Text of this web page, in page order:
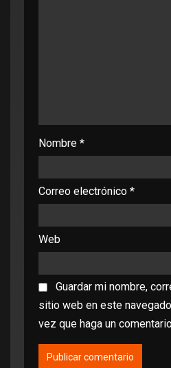
Nombre *
Correo electrónico *
Web
Guardar mi nombre,
sitio web en este
vez que haga un